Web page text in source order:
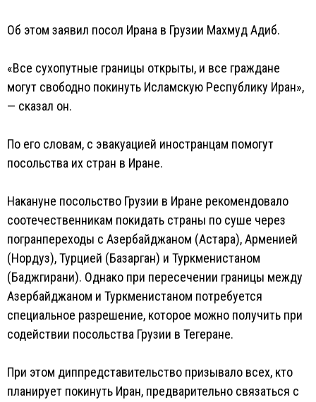
Об этом заявил посол Ирана в Грузии Махмуд Адиб.
«Все сухопутные границы открыты, и все граждане
могут свободно покинуть Исламскую Республику Иран»,
— сказал он.
По его словам, с эвакуацией иностранцам помогут
посольства их стран в Иране.
Накануне посольство Грузии в Иране рекомендовало
соотечественникам покидать страны по суше через
погранпереходы с Азербайджаном (Астара), Арменией
(Нордуз), Турцией (Базарган) и Туркменистаном
(Баджгирани). Однако при пересечении границы между
Азербайджаном и Туркменистаном потребуется
специальное разрешение, которое можно получить при
содействии посольства Грузии в Тегеране.
При этом диппредставительство призывало всех, кто
планирует покинуть Иран, предварительно связаться с